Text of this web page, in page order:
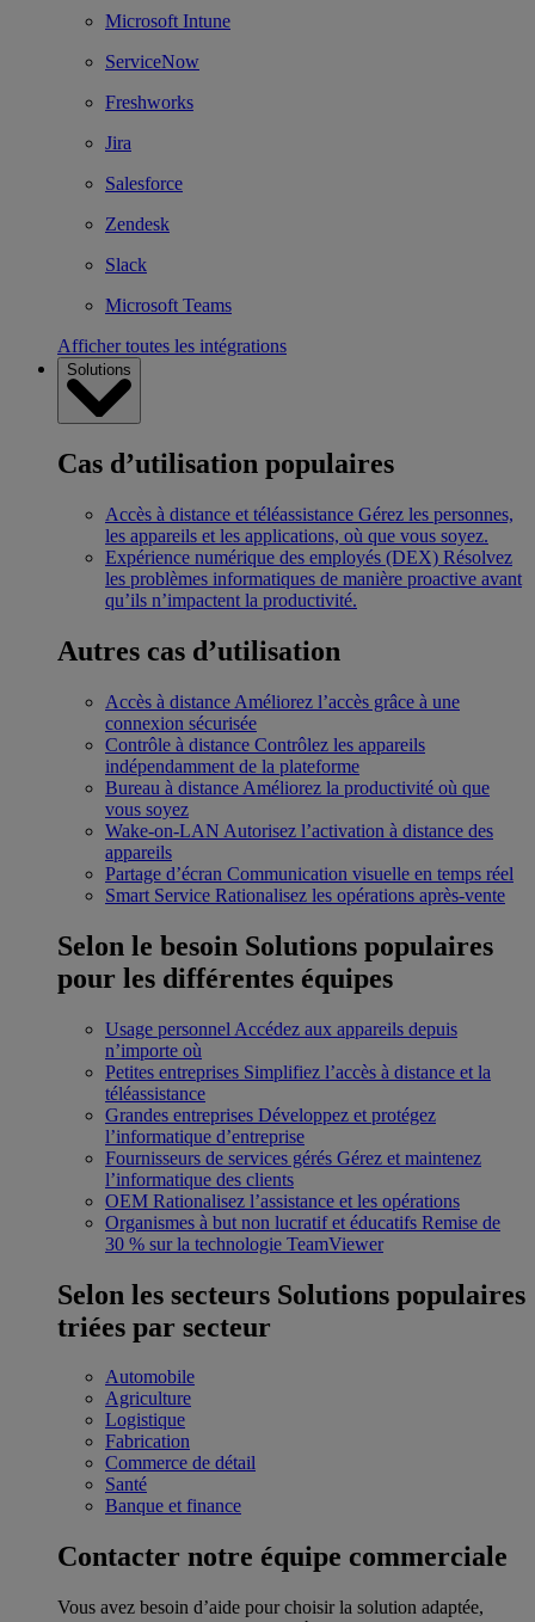
Microsoft Intune
ServiceNow
Freshworks
Jira
Salesforce
Zendesk
Slack
Microsoft Teams
Afficher toutes les intégrations
Solutions
Cas d’utilisation populaires
Accès à distance et téléassistance Gérez les personnes,
les appareils et les applications, où que vous soyez.
Expérience numérique des employés (DEX) Résolvez
les problèmes informatiques de manière proactive avant
qu’ils n’impactent la productivité.
Autres cas d’utilisation
Accès à distance Améliorez l’accès grâce à une
connexion sécurisée
Contrôle à distance Contrôlez les appareils
indépendamment de la plateforme
Bureau à distance Améliorez la productivité où que
vous soyez
Wake-on-LAN Autorisez l’activation à distance des
appareils
Partage d’écran Communication visuelle en temps réel
Smart Service Rationalisez les opérations après-vente
Selon le besoin Solutions populaires
pour les différentes équipes
Usage personnel Accédez aux appareils depuis
n’importe où
Petites entreprises Simplifiez l’accès à distance et la
téléassistance
Grandes entreprises Développez et protégez
l’informatique d’entreprise
Fournisseurs de services gérés Gérez et maintenez
l’informatique des clients
OEM Rationalisez l’assistance et les opérations
Organismes à but non lucratif et éducatifs Remise de
30 % sur la technologie TeamViewer
Selon les secteurs Solutions populaires
triées par secteur
Automobile
Agriculture
Logistique
Fabrication
Commerce de détail
Santé
Banque et finance
Contacter notre équipe commerciale
Vous avez besoin d’aide pour choisir la solution adaptée,